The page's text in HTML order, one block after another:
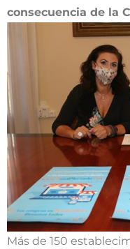
consecuencia de la
Más de 150